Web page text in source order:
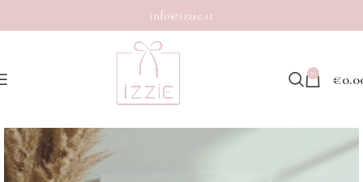
info@izzie.it
0 €